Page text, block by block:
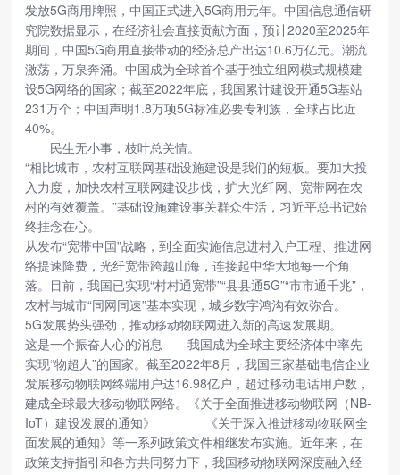
发放5G商用牌照，中国正式进入5G商用元年。中国信息通信研
究院数据显示，在经济社会直接贡献方面，预计2020至2025年
期间，中国5G商用直接带动的经济总产出达10.6万亿元。潮流
激荡，万泉奔涌。中国成为全球首个基于独立组网模式规模建
设5G网络的国家；截至2022年底，我国累计建设开通5G基站
231万个；中国声明1.8万项5G标准必要专利族，全球占比近
40%。
民生无小事，枝叶总关情。
“相比城市，农村互联网基础设施建设是我们的短板。要加大投
入力度，加快农村互联网建设步伐，扩大光纤网、宽带网在农
村的有效覆盖。”基础设施建设事关群众生活，习近平总书记始
终挂念在心。
从发布“宽带中国”战略，到全面实施信息进村入户工程、推进网
络提速降费，光纤宽带跨越山海，连接起中华大地每一个角
落。目前，我国已实现“村村通宽带”“县县通5G”“市市通千兆”，
农村与城市“同网同速”基本实现，城乡数字鸿沟有效弥合。
5G发展势头强劲，推动移动物联网进入新的高速发展期。
这是一个振奋人心的消息——我国成为全球主要经济体中率先
实现“物超人”的国家。截至2022年8月，我国三家基础电信企业
发展移动物联网终端用户达16.98亿户，超过移动电话用户数，
建成全球最大移动物联网络。《关于全面推进移动物联网（NB-
IoT）建设发展的通知》
《关于深入推进移动物联网全
面发展的通知》等一系列政策文件相继发布实施。近年来，在
政策支持指引和各方共同努力下，我国移动物联网深度融入经